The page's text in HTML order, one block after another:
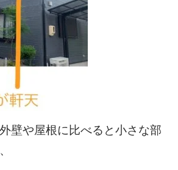
壁や屋根に比べると小さな部